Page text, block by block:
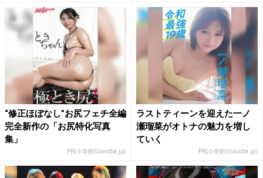
“修正ほぼなし”お尻フェチ全編
完全新作の「お尻特化写真
集」
PR(小学館Gravidia.jp)
ラストティーンを迎えた一ノ
瀬瑠菜がオトナの魅力を増し
ていく
PR(小学館Gravidia.jp)